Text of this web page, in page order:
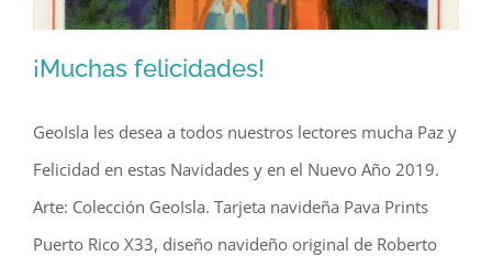
¡Muchas felicidades!
¡Muchas felicidades!
GeoIsla les desea a todos nuestros lectores mucha Paz y
Felicidad en estas Navidades y en el Nuevo Año 2019.
Arte: Colección GeoIsla. Tarjeta navideña Pava Prints
Puerto Rico X33, diseño navideño original de Roberto